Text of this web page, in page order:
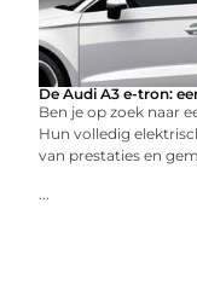
De Audi A3 e-tron:
Ben je op zoek naar
Hun volledig
van prestaties en
...